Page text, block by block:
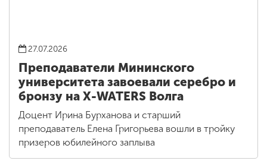
27.07.2026
Преподаватели Мининского
университета завоевали серебро и
бронзу на X-WATERS Волга
Доцент Ирина Бурханова и старший
преподаватель Елена Григорьева вошли в тройку
призеров юбилейного заплыва